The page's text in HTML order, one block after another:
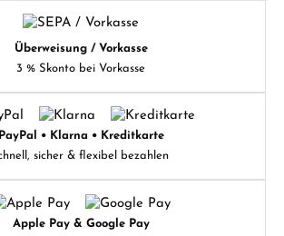
Überweisung / Vorkasse
3 % Skonto bei Vorkasse
PayPal • Klarna • Kreditkarte
sicher & flexibel bezahlen
Apple Pay & Google Pay